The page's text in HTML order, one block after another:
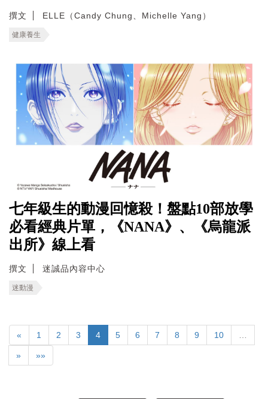
撰文 ELLE（Candy Chung、Michelle Yang）
健康養生
七年級生的動漫回憶殺！盤點10部放學
必看經典片單，《NANA》、《烏龍派
出所》線上看
撰文 迷誠品內容中心
迷動漫
« 1 2 3 4 5 6 7 8 9 10
» »»